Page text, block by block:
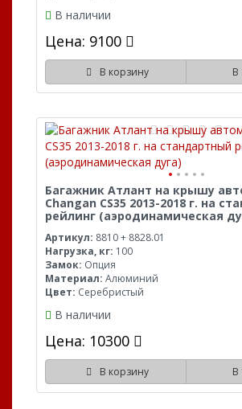
В наличии
Цена: 9100
В корзину В
Багажник Атлант на крышу
Changan CS35 2013-2018 г. на
рейлинг (аэродинамическая
Артикул: 8810 + 8828.01
Нагрузка, кг: 100
Замок: Опция
Материал: Алюминий
Цвет: Серебристый
В наличии
Цена: 10300
В корзину В